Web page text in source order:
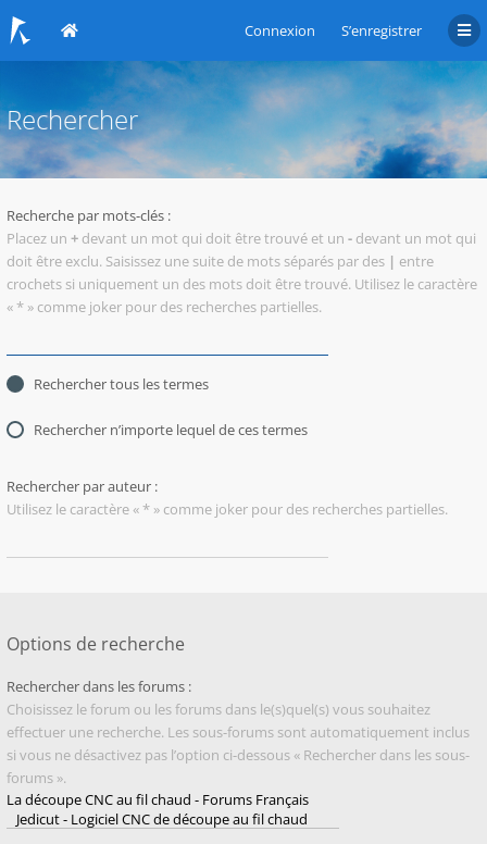
Connexion S’enregistrer
Rechercher
Recherche par mots-clés :
Placez un + devant un mot qui doit être trouvé et un - devant un mot qui
doit être exclu. Saisissez une suite de mots séparés par des | entre
crochets si uniquement un des mots doit être trouvé. Utilisez le caractère
« * » comme joker pour des recherches partielles.
Rechercher tous les termes
Rechercher n’importe lequel de ces termes
Rechercher par auteur :
Utilisez le caractère « * » comme joker pour des recherches partielles.
Options de recherche
Rechercher dans les forums :
Choisissez le forum ou les forums dans le(s)quel(s) vous souhaitez
effectuer une recherche. Les sous-forums sont automatiquement inclus
si vous ne désactivez pas l’option ci-dessous « Rechercher dans les sous-
forums ».